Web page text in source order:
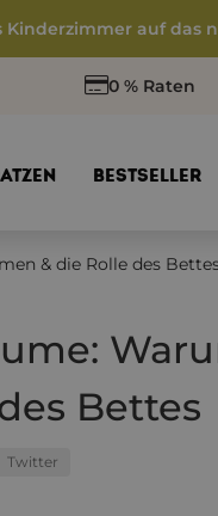
Kinderzimmer auf das
0 % Raten
BESTSELLER
& die Rolle des
Bettes
Twitter